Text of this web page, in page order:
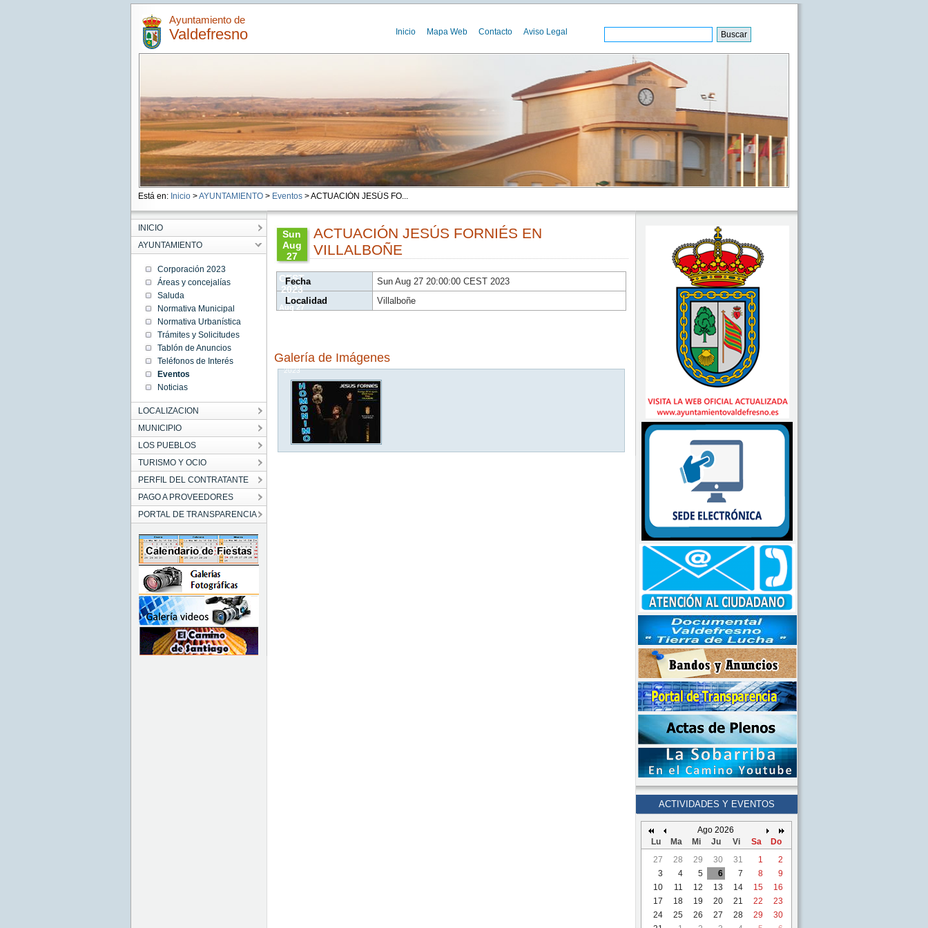
Ayuntamiento de
Valdefresno Inicio Mapa Web Contacto Aviso Legal
Está en: Inicio >AYUNTAMIENTO> Eventos> ACTUACIÓN JESÚS FO...
INICIO
AYUNTAMIENTO
Corporación 2023
Áreas y concejalías
Saluda
Normativa Municipal
Normativa Urbanística
Trámites y Solicitudes
Tablón de Anuncios
Teléfonos de Interés
Eventos
Noticias
LOCALIZACION
MUNICIPIO
LOS PUEBLOS
TURISMO Y OCIO
PERFIL DEL CONTRATANTE
PAGO A PROVEEDORES
PORTAL DE TRANSPARENCIA
Sun
Aug
27
CEST
2023
Sun
Aug 27
20:00:00
CEST
2023
ACTUACIÓN JESÚS FORNIÉS EN
VILLALBOÑE
Fecha
Sun Aug 27 20:00:00 CEST 2023
Localidad
Villalboñe
Galería de Imágenes
ACTIVIDADES Y EVENTOS
Ago 2026
Lu
Ma Mi Ju Vi Sa
Do
27
28 29 30 31 1
2
3
4 5 6 7 8
9
10
11 12 13 14 15
16
17
18 19 20 21 22
23
24
25 26 27 28 29
30